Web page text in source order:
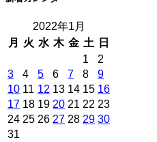
2022年1月
月
火 水 木 金 土
日
1
2
3
4 5 6 7 8
9
10 11 12 13 14 15 16
17 18 19 20 21 22 23
24 25 26 27 28 29 30
31